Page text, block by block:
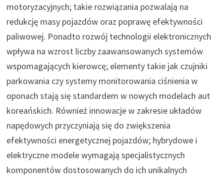
motoryzacyjnych; takie rozwiązania pozwalają na
redukcję masy pojazdów oraz poprawę efektywności
paliwowej. Ponadto rozwój technologii elektronicznych
wpływa na wzrost liczby zaawansowanych systemów
wspomagających kierowcę; elementy takie jak czujniki
parkowania czy systemy monitorowania ciśnienia w
oponach stają się standardem w nowych modelach aut
koreańskich. Również innowacje w zakresie układów
napędowych przyczyniają się do zwiększenia
efektywności energetycznej pojazdów; hybrydowe i
elektryczne modele wymagają specjalistycznych
komponentów dostosowanych do ich unikalnych